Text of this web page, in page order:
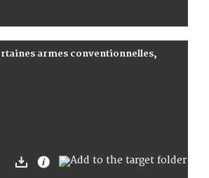
armes conventionnelles,